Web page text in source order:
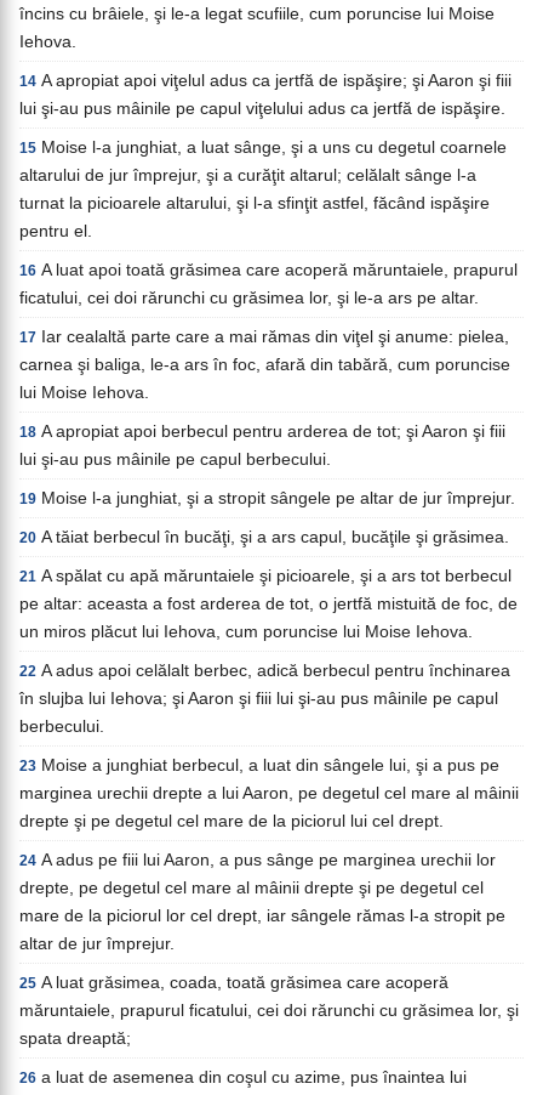
încins cu brâiele, şi le-a legat scufiile, cum poruncise lui Moise
Iehova.
14 A apropiat apoi viţelul adus ca jertfă de ispăşire; şi Aaron şi fiii
lui şi-au pus mâinile pe capul viţelului adus ca jertfă de ispăşire.
15 Moise l-a junghiat, a luat sânge, şi a uns cu degetul coarnele
altarului de jur împrejur, şi a curăţit altarul; celălalt sânge l-a
turnat la picioarele altarului, şi l-a sfinţit astfel, făcând ispăşire
pentru el.
16 A luat apoi toată grăsimea care acoperă măruntaiele, prapurul
ficatului, cei doi rărunchi cu grăsimea lor, şi le-a ars pe altar.
17 Iar cealaltă parte care a mai rămas din viţel şi anume: pielea,
carnea şi baliga, le-a ars în foc, afară din tabără, cum poruncise
lui Moise Iehova.
18 A apropiat apoi berbecul pentru arderea de tot; şi Aaron şi fiii
lui şi-au pus mâinile pe capul berbecului.
19 Moise l-a junghiat, şi a stropit sângele pe altar de jur împrejur.
20 A tăiat berbecul în bucăţi, şi a ars capul, bucăţile şi grăsimea.
21 A spălat cu apă măruntaiele şi picioarele, şi a ars tot berbecul
pe altar: aceasta a fost arderea de tot, o jertfă mistuită de foc, de
un miros plăcut lui Iehova, cum poruncise lui Moise Iehova.
22 A adus apoi celălalt berbec, adică berbecul pentru închinarea
în slujba lui Iehova; şi Aaron şi fiii lui şi-au pus mâinile pe capul
berbecului.
23 Moise a junghiat berbecul, a luat din sângele lui, şi a pus pe
marginea urechii drepte a lui Aaron, pe degetul cel mare al mâinii
drepte şi pe degetul cel mare de la piciorul lui cel drept.
24 A adus pe fiii lui Aaron, a pus sânge pe marginea urechii lor
drepte, pe degetul cel mare al mâinii drepte şi pe degetul cel
mare de la piciorul lor cel drept, iar sângele rămas l-a stropit pe
altar de jur împrejur.
25 A luat grăsimea, coada, toată grăsimea care acoperă
măruntaiele, prapurul ficatului, cei doi rărunchi cu grăsimea lor, şi
spata dreaptă;
26 a luat de asemenea din coşul cu azime, pus înaintea lui